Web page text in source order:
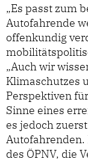
„Es passt zum
Autofahrende
offenkundig
„Auch wir
Klimaschutzes
Perspektiven
Sinne eines
es jedoch
Autofahrenden.
des ÖPNV, die